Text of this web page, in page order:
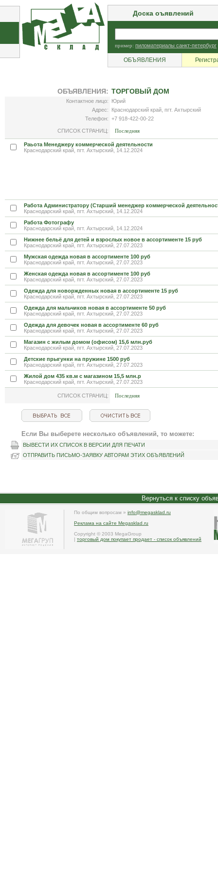
Доска оъявлений
пример: пиломатериалы санкт-петербург
ОБЪЯВЛЕНИЯ
ОБЪЯВЛЕНИЯ: ТОРГОВЫЙ ДОМ
Контактное лицо:
Юрий
Адрес:
Краснодарский край, пгт. Ахтырский
Телефон: +7 918-422-00-22
СПИСОК СТРАНИЦ: Последняя
Раьота Менеджеру коммерческой деятельности
Краснодарский край, пгт. Ахтырский, 14.12.2024
Работа Администратору (Старший менеджер коммерческой
Краснодарский край, пгт. Ахтырский, 14.12.2024
Работа Фотографу
Краснодарский край, пгт. Ахтырский, 14.12.2024
Нижнее бельё для детей и взрослых новое в ассортименте 15 руб
Краснодарский край, пгт. Ахтырский, 27.07.2023
Мужская одежда новая в ассортименте 100 руб
Краснодарский край, пгт. Ахтырский, 27.07.2023
Женская одежда новая в ассортименте 100 руб
Краснодарский край, пгт. Ахтырский, 27.07.2023
Одежда для новоржденных новая в ассортименте 15 руб
Краснодарский край, пгт. Ахтырский, 27.07.2023
Одежда для мальчиков новая в ассортименте 50 руб
Краснодарский край, пгт. Ахтырский, 27.07.2023
Одежда для девочек новая в ассортименте 60 руб
Краснодарский край, пгт. Ахтырский, 27.07.2023
Магазин с жилым домом (офисом) 15,6 млн.руб
Краснодарский край, пгт. Ахтырский, 27.07.2023
Детские прыгунки на пружине 1500 руб
Краснодарский край, пгт. Ахтырский, 27.07.2023
Жилой дом 435 кв.м с магазином 15,5 млн.р
Краснодарский край, пгт. Ахтырский, 27.07.2023
СПИСОК СТРАНИЦ: Последняя
Если Вы выберете несколько объявлений, то можете:
ВЫВЕСТИ ИХ СПИСОК В ВЕРСИИ ДЛЯ ПЕЧАТИ
ОТПРАВИТЬ ПИСЬМО-ЗАЯВКУ АВТОРАМ ЭТИХ ОБЪЯВЛЕНИЙ
Вернуться к списку
По общим вопросам » info@megasklad.ru
Реклама на сайте Megasklad.ru
Copyright © 2003 MegaGroup
| торговый дом покупает продает - список объявлений